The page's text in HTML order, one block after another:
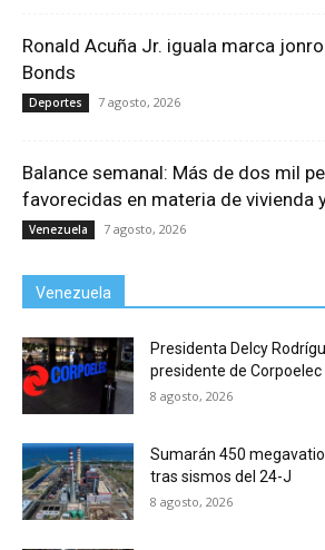
Ronald Acuña Jr. iguala marca
Bonds
Deportes 7 agosto, 2026
Balance semanal: Más de dos mil
favorecidas en materia de vivienda
Venezuela 7 agosto, 2026
Venezuela
Presidenta Delcy
presidente de Corpoelec
8 agosto, 2026
Sumarán 450
tras sismos del 24-J
8 agosto, 2026